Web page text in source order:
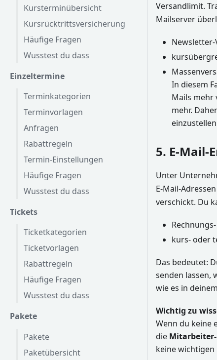
Kursterminübersicht
Kursrücktrittsversicherung
Häufige Fragen
Wusstest du dass
Einzeltermine
Terminkategorien
Terminvorlagen
Anfragen
Rabattregeln
Termin-Einstellungen
Häufige Fragen
Wusstest du dass
Tickets
Ticketkategorien
Ticketvorlagen
Rabattregeln
Häufige Fragen
Wusstest du dass
Pakete
Pakete
Paketübersicht
Versandlimit.
Mailserver
Newsletter-
In diesem
Mails mehr
mehr.
5. E-Mail-
Unter
E-Mail-
verschickt. Du
kurs- oder
Das bedeutet:
senden lassen,
wie es in
Wichtig zu
Wenn du keine
die Mitarbeiter-
keine